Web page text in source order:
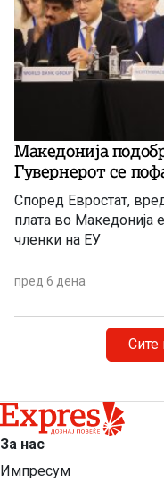
Македонија
Гувернерот се
Според Евростат,
плата во Македонија
членки на ЕУ
пред 6 дена
Сите
За нас
Импресум